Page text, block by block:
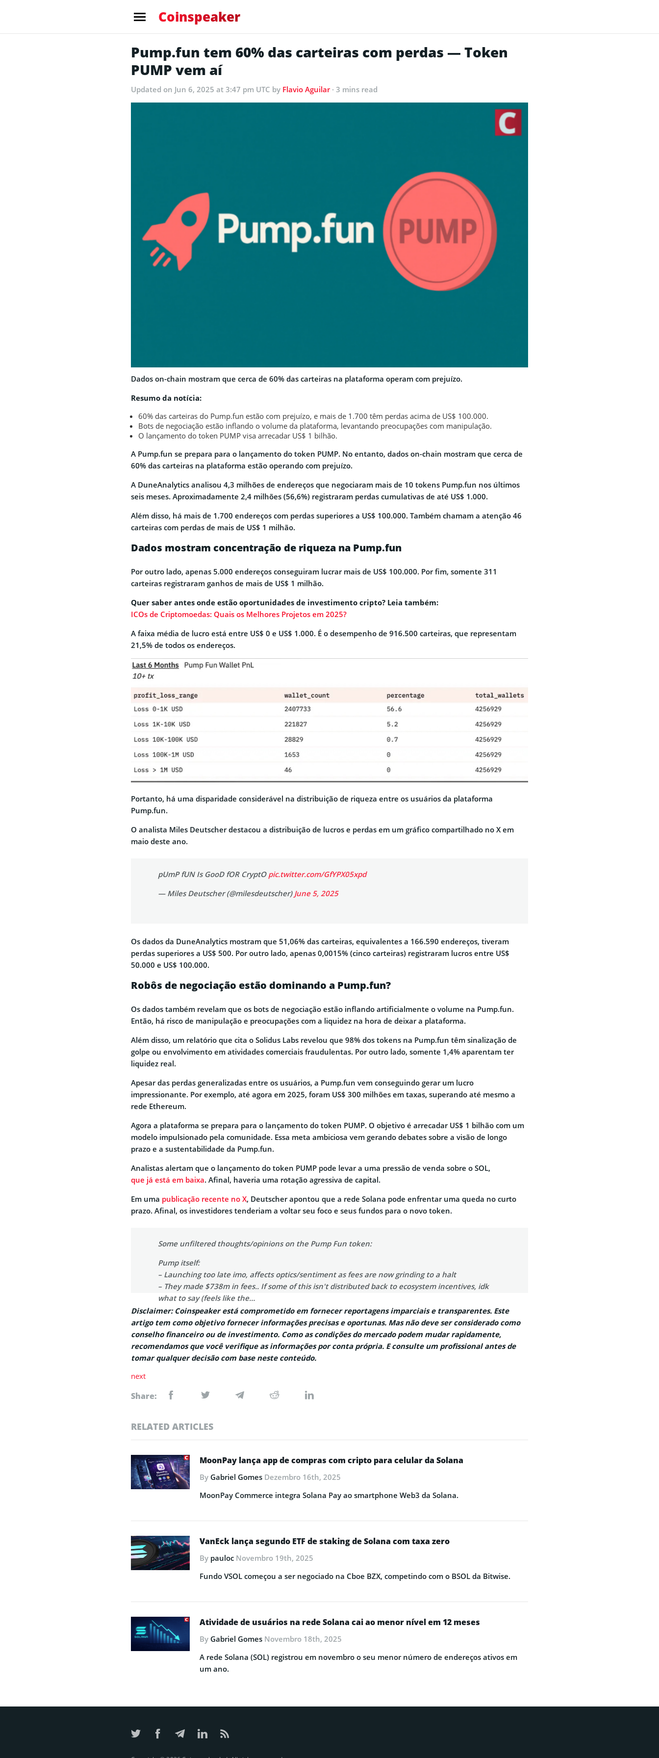
Coinspeaker
Pump.fun tem 60% das carteiras com perdas — Token
PUMP vem aí
Updated on Jun 6, 2025 at 3:47 pm UTC by Flavio Aguilar· 3 mins read
Dados on-chain mostram que cerca de 60% das carteiras na plataforma operam com prejuízo.
Resumo da notícia:
60% das carteiras do Pump.fun estão com prejuízo, e mais de 1.700 têm perdas acima de US$ 100.000.
Bots de negociação estão inflando o volume da plataforma, levantando preocupações com manipulação.
O lançamento do token PUMP visa arrecadar US$ 1 bilhão.
A Pump.fun se prepara para o lançamento do token PUMP. No entanto, dados on-chain mostram que cerca de
60% das carteiras na plataforma estão operando com prejuízo.
A DuneAnalytics analisou 4,3 milhões de endereços que negociaram mais de 10 tokens Pump.fun nos últimos
seis meses. Aproximadamente 2,4 milhões (56,6%) registraram perdas cumulativas de até US$ 1.000.
Além disso, há mais de 1.700 endereços com perdas superiores a US$ 100.000. Também chamam a atenção 46
carteiras com perdas de mais de US$ 1 milhão.
Dados mostram concentração de riqueza na Pump.fun
Por outro lado, apenas 5.000 endereços conseguiram lucrar mais de US$ 100.000. Por fim, somente 311
carteiras registraram ganhos de mais de US$ 1 milhão.
Quer saber antes onde estão oportunidades de investimento cripto? Leia também:
ICOs de Criptomoedas: Quais os Melhores Projetos em 2025?
A faixa média de lucro está entre US$ 0 e US$ 1.000. É o desempenho de 916.500 carteiras, que representam
21,5% de todos os endereços.
Portanto, há uma disparidade considerável na distribuição de riqueza entre os usuários da plataforma
Pump.fun.
O analista Miles Deutscher destacou a distribuição de lucros e perdas em um gráfico compartilhado no X em
maio deste ano.
pUmP fUN Is GooD fOR CryptO pic.twitter.com/GfYPX05xpd
— Miles Deutscher (@milesdeutscher) June 5, 2025
Os dados da DuneAnalytics mostram que 51,06% das carteiras, equivalentes a 166.590 endereços, tiveram
perdas superiores a US$ 500. Por outro lado, apenas 0,0015% (cinco carteiras) registraram lucros entre US$
50.000 e US$ 100.000.
Robôs de negociação estão dominando a Pump.fun?
Os dados também revelam que os bots de negociação estão inflando artificialmente o volume na Pump.fun.
Então, há risco de manipulação e preocupações com a liquidez na hora de deixar a plataforma.
Além disso, um relatório que cita o Solidus Labs revelou que 98% dos tokens na Pump.fun têm sinalização de
golpe ou envolvimento em atividades comerciais fraudulentas. Por outro lado, somente 1,4% aparentam ter
liquidez real.
Apesar das perdas generalizadas entre os usuários, a Pump.fun vem conseguindo gerar um lucro
impressionante. Por exemplo, até agora em 2025, foram US$ 300 milhões em taxas, superando até mesmo a
rede Ethereum.
Agora a plataforma se prepara para o lançamento do token PUMP. O objetivo é arrecadar US$ 1 bilhão com um
modelo impulsionado pela comunidade. Essa meta ambiciosa vem gerando debates sobre a visão de longo
prazo e a sustentabilidade da Pump.fun.
Analistas alertam que o lançamento do token PUMP pode levar a uma pressão de venda sobre o SOL,
que já está em baixa. Afinal, haveria uma rotação agressiva de capital.
Em uma publicação recente no X, Deutscher apontou que a rede Solana pode enfrentar uma queda no curto
prazo. Afinal, os investidores tenderiam a voltar seu foco e seus fundos para o novo token.
Some unfiltered thoughts/opinions on the Pump Fun token:
Pump itself:
– Launching too late imo, affects optics/sentiment as fees are now grinding to a halt
– They made $738m in fees.. If some of this isn't distributed back to ecosystem incentives, idk
what to say (feels like the…
— Miles Deutscher (@milesdeutscher) June 4, 2025
Disclaimer: Coinspeaker está comprometido em fornecer reportagens imparciais e transparentes. Este
artigo tem como objetivo fornecer informações precisas e oportunas. Mas não deve ser considerado como
conselho financeiro ou de investimento. Como as condições do mercado podem mudar rapidamente,
recomendamos que você verifique as informações por conta própria. E consulte um profissional antes de
tomar qualquer decisão com base neste conteúdo.
next
Share:
RELATED ARTICLES
MoonPay lança app de compras com cripto para celular da Solana
By Gabriel Gomes Dezembro 16th, 2025
MoonPay Commerce integra Solana Pay ao smartphone Web3 da Solana.
VanEck lança segundo ETF de staking de Solana com taxa zero
By pauloc Novembro 19th, 2025
Fundo VSOL começou a ser negociado na Cboe BZX, competindo com o BSOL da Bitwise.
Atividade de usuários na rede Solana cai ao menor nível em 12 meses
By Gabriel Gomes Novembro 18th, 2025
A rede Solana (SOL) registrou em novembro o seu menor número de endereços ativos em
um ano.